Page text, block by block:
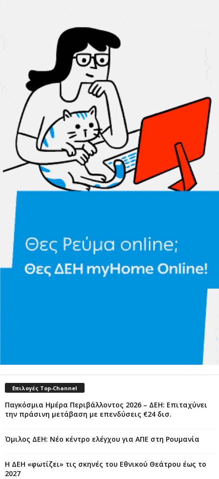
Επιλογές Top-Channel
Παγκόσμια Ημέρα Περιβάλλοντος 2026 – ΔΕΗ: Επιταχύνει
την πράσινη μετάβαση με επενδύσεις €24 δισ.
Όμιλος ΔΕΗ: Νέο κέντρο ελέγχου για ΑΠΕ στη Ρουμανία
Η ΔΕΗ «φωτίζει» τις σκηνές του Εθνικού Θεάτρου έως το
2027